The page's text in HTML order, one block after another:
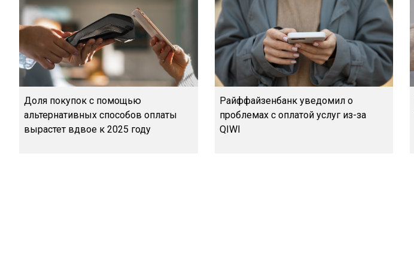
Доля покупок с помощью
альтернативных способов оплаты
вырастет вдвое к 2025 году
Райффайзенбанк уведомил о
проблемах с оплатой услуг из-за
QIWI